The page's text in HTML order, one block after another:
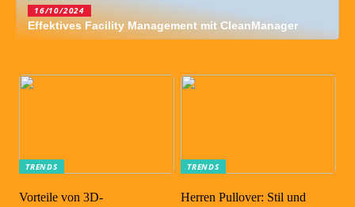
16/10/2024
Effektives Facility Management mit CleanManager
TRENDS
Vorteile von 3D-
TRENDS
Herren Pullover: Stil und